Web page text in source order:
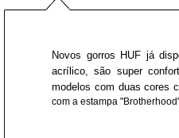
Novos gorros HUF já
acrílico, são super
modelos com duas cores
com a estampa